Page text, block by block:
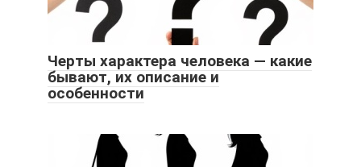
Черты характера человека — какие
бывают, их описание и
особенности